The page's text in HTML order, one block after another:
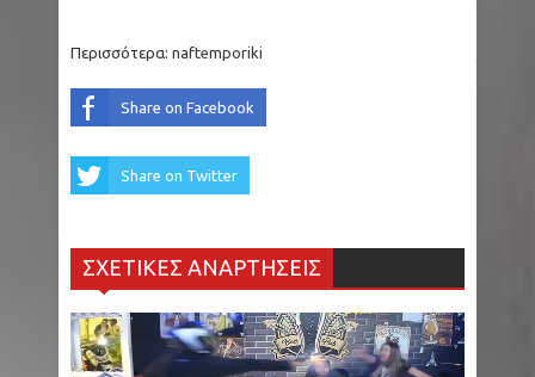
Περισσότερα: naftemporiki
Share on Facebook
Share on Twitter
ΣΧΕΤΙΚΕΣ ΑΝΑΡΤΗΣΕΙΣ